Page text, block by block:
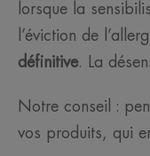
lorsque la
l’éviction de
définitive. La
Notre conseil :
vos produits, qui